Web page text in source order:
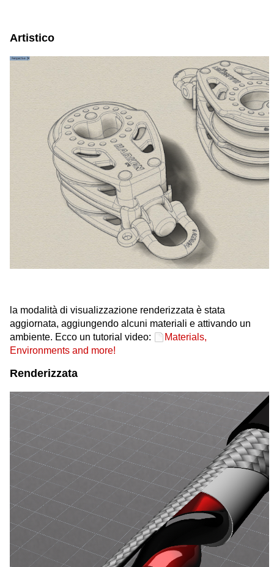
Artistico
la modalità di visualizzazione renderizzata è stata
aggiornata, aggiungendo alcuni materiali e attivando un
ambiente. Ecco un tutorial video:
Materials,
Environments and more!
Renderizzata